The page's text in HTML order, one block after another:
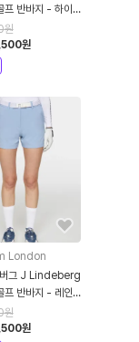
프 반바지 - 하이
원
원
London
버그 J Lindeberg
프 반바지 - 레인
원
원